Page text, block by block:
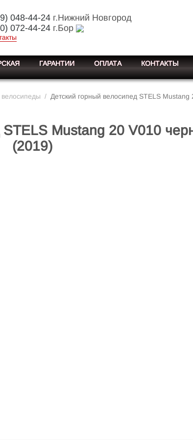
048-44-24г.Нижний Новгород
072-44-24г.Бор
ГАРАНТИИ ОПЛАТА КОНТАКТЫ
велосипеды / Детский горный велосипед STELS
STELS Mustang 20 V010
(2019)